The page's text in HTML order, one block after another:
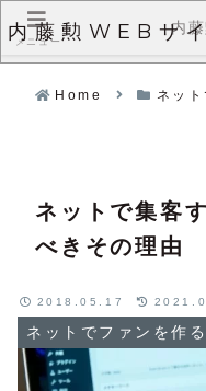
内藤勲WEBサ
Home ネッ
ネットで集客
べきその理由
ネットでファンを作
2018.05.17
メニュー
内